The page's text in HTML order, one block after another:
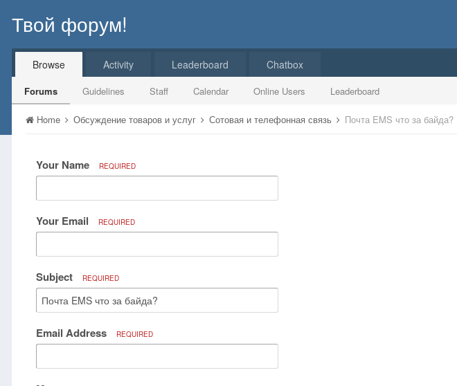
Твой форум!
Browse
Forums Guidelines Staff Calendar Online Users Leaderboard
Activity Leaderboard Chatbox
Home Обсуждение товаров и услуг Сотовая и телефонная связь Почта EMS что за байда?
Your Name REQUIRED
Your Email REQUIRED
Subject REQUIRED
Email Address REQUIRED